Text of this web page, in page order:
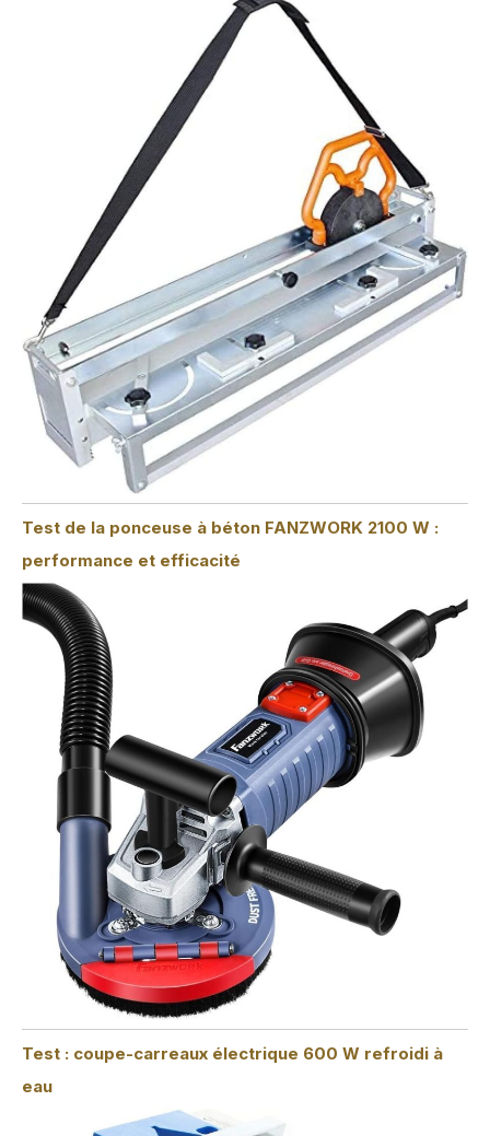
Test de la ponceuse à béton FANZWORK 2100 W :
performance et efficacité
Test : coupe-carreaux électrique 600 W refroidi à
eau